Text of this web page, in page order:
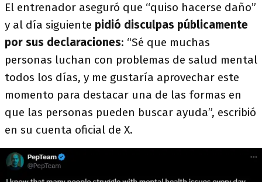
El entrenador aseguró que “quiso hacerse daño”
y al día siguiente pidió disculpas públicamente
por sus declaraciones: “Sé que muchas
personas luchan con problemas de salud mental
todos los días, y me gustaría aprovechar este
momento para destacar una de las formas en
que las personas pueden buscar ayuda”, escribió
en su cuenta oficial de X.